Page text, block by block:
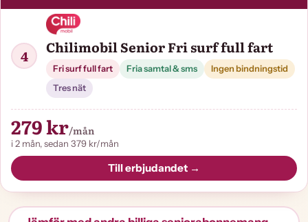
4 Chilimobil Senior Fri surf full fart
Fri surf full fart Fria samtal & sms
Ingen bindningstid
Tres nät
279 kr/mån
i 2 mån, sedan 379 kr/mån
Till erbjudandet →